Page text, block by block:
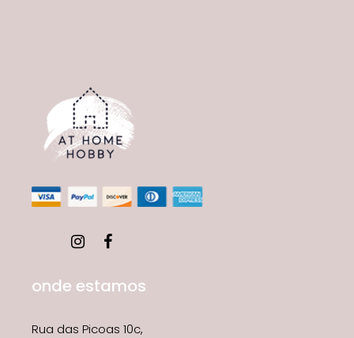
onde estamos
Rua das Picoas 10c,